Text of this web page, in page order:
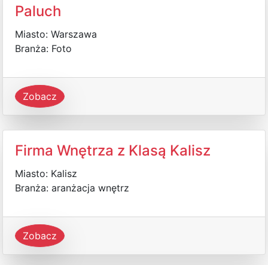
Paluch
Miasto: Warszawa
Branża: Foto
Zobacz
Firma Wnętrza z Klasą Kalisz
Miasto: Kalisz
Branża: aranżacja wnętrz
Zobacz